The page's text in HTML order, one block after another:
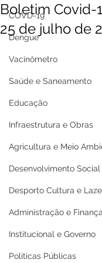
COVD-19
Dengue
Vacinômetro
Saúde e Saneamento
Educação
Infraestrutura e Obras
Agricultura e Meio
Desenvolvimento Social
Desporto Cultura e
Administração e
Institucional e Governo
Políticas Públicas
Boletim Covid-
25 de julho de